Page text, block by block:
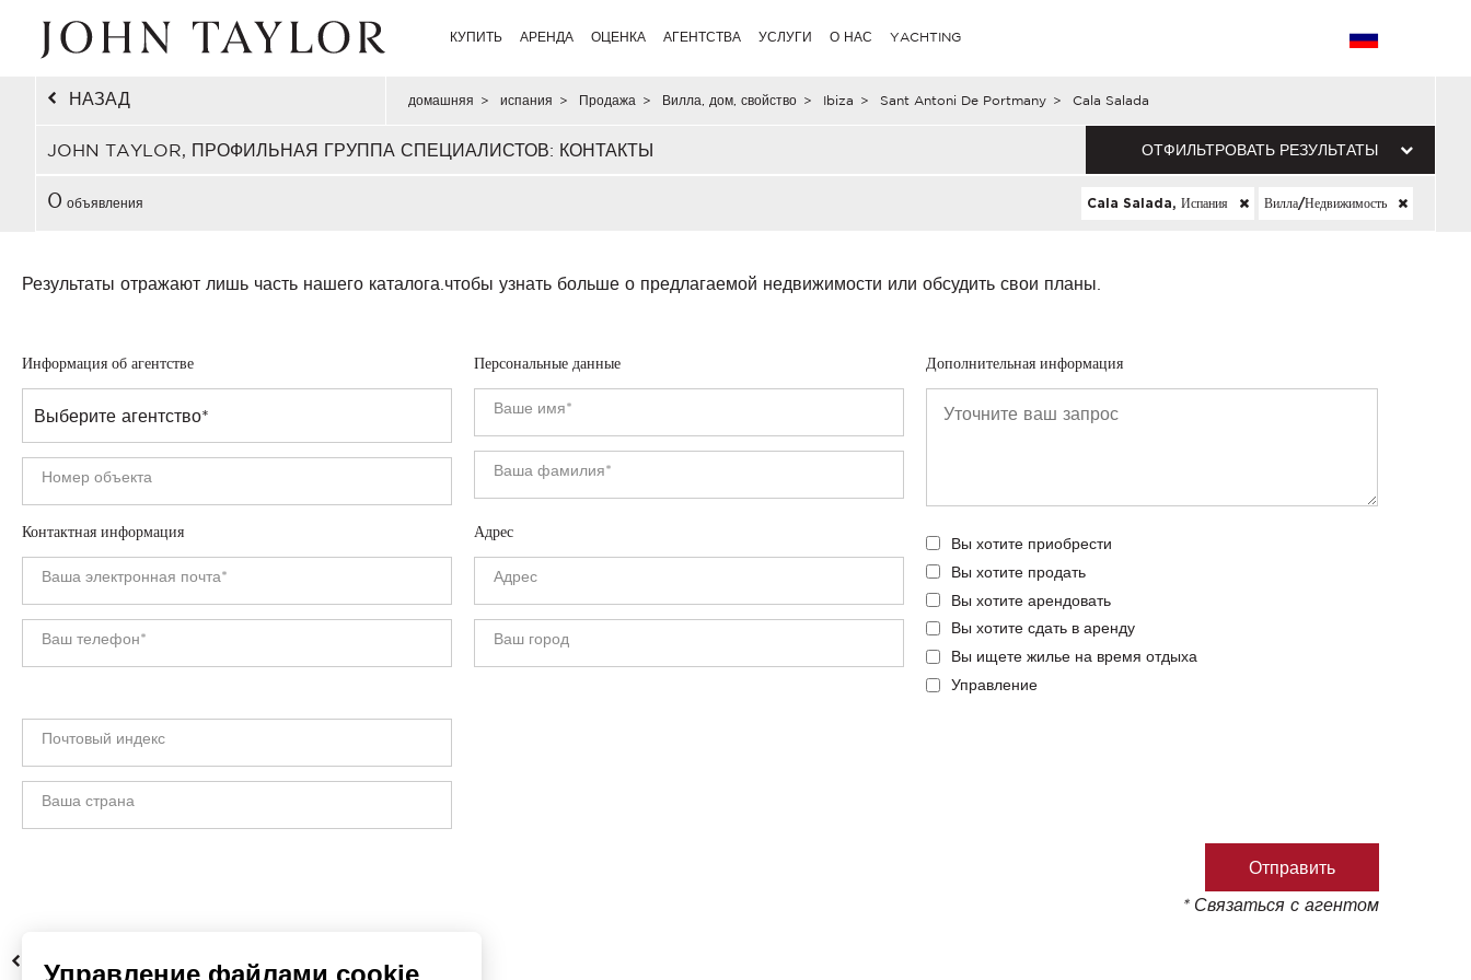
КУПИТЬ АРЕНДА ОЦЕНКА АГЕНТСТВА УСЛУГИ О НАС YACHTING
НАЗАД домашняя > испания > Продажа > Вилла, дом, свойство > Ibiza > Sant Antoni De Portmany > Cala Salada
JOHN TAYLOR, ПРОФИЛЬНАЯ ГРУППА СПЕЦИАЛИСТОВ: КОНТАКТЫ ОТФИЛЬТРОВАТЬ РЕЗУЛЬТАТЫ
0 объявления Cala Salada, Испания Вилла/недвижимость
Результаты отражают лишь часть нашего каталога. чтобы узнать больше о предлагаемой недвижимости или обсудить свои планы.
Информация об агентстве Персональные данные
Контактная информация Адрес
Дополнительная информация
Вы хотите приобрести
Вы хотите продать
Вы хотите арендовать
Вы хотите сдать в аренду
Вы ищете жилье на время отдыха
Управление
* Связаться с агентом
НАЗАД
Управление файлами cookie